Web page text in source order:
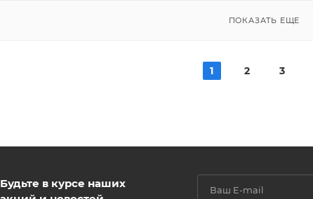
ПОКАЗАТЬ ЕЩЕ
1 2 3
Будьте в курсе наших